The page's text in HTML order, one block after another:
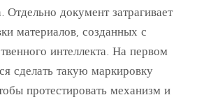
Отдельно документ затрагивает
материалов, созданных с
интеллекта. На первом
сделать такую маркировку
протестировать механизм и